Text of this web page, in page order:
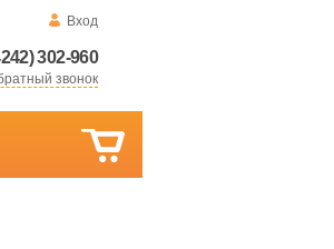
Вход
302-960
звонок